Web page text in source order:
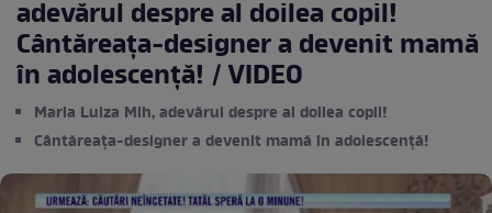
adevărul despre al doilea copil!
Cântăreața-designer a devenit mamă
în adolescență! / VIDEO
Maria Luiza Mih, adevărul despre al doilea copil!
Cântăreața-designer a devenit mamă în adolescență!